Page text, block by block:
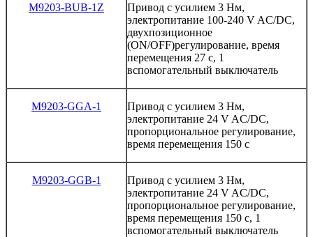
M9203-BUB-1Z Привод с усилием 3 Нм,
электропитание 100-240 V AC/DC,
двухпозиционное
(ON/OFF)регулирование, время
перемещения 27 с, 1
вспомогательный выключатель
M9203-GGA-1 Привод с усилием 3 Нм,
электропитание 24 V AC/DC,
пропорциональное регулирование,
время перемещения 150 с
M9203-GGB-1 Привод с усилием 3 Нм,
электропитание 24 V AC/DC,
пропорциональное регулирование,
время перемещения 150 с, 1
вспомогательный выключатель